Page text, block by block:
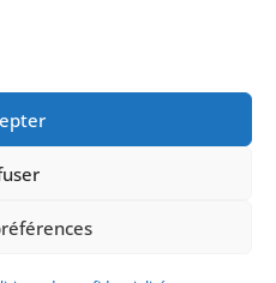
:
692